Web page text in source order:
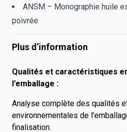
ANSM – Monographie huile
poivrée
Plus d’information
Qualités et caractéristiques
l’emballage :
Analyse complète des qualités
environnementales de
finalisation.